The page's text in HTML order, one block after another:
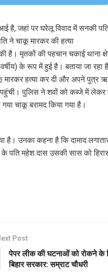
है, जहां पर घरेलू विवाद में सनकी
ने चाकू मारकर की हत्या
है। मृतकों की पहचान चकाई थाना
के रूप में हुई है। बताया जा रहा है
मारकर हत्या कर दी और अपने पुत्र
पुलिस ने शवों को कब्जे में लेकर
चाकू बरामद किया गया है।
है। उनका कहना है कि दामाद
पति महेश दास उसकी सास को
Post
पेपर लीक की घटनाओं को रोकने के
बिहार सरकार: सम्राट चौधरी